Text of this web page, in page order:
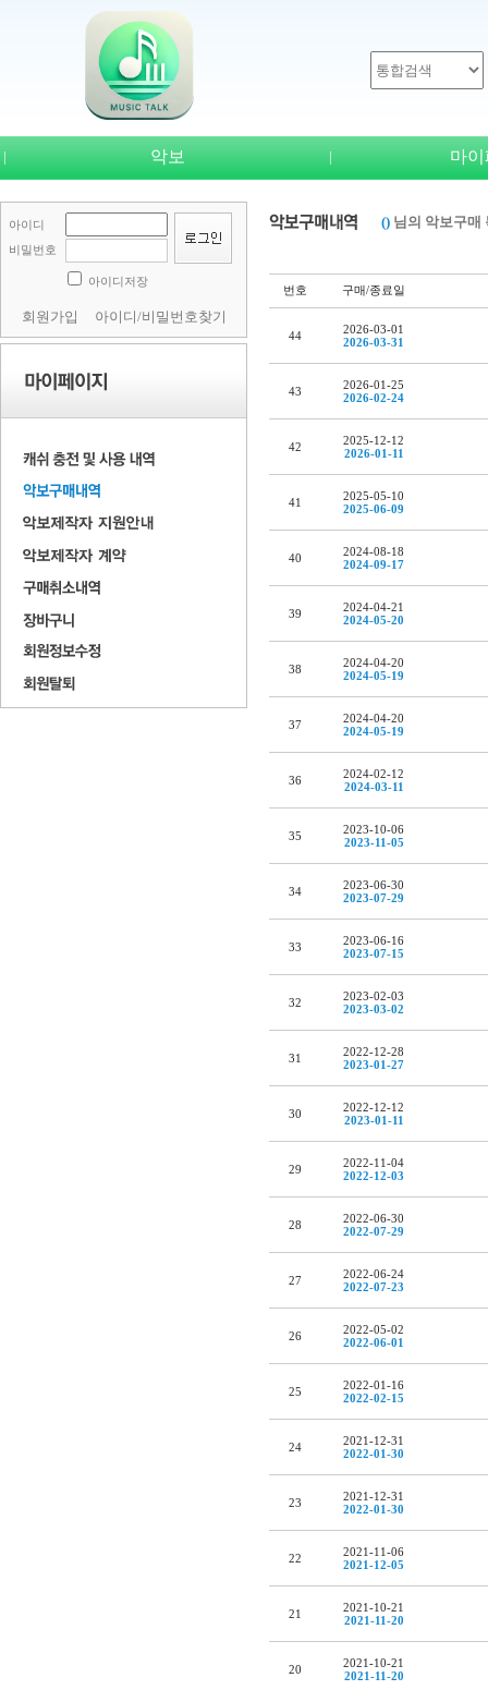
| 악보 | 마
아이디
비밀번호
아이디저장
회원가입 아이디/비밀번호찾기
() 님의 악보구매
번호 구매/종료일
44
2026-03-01
2026-03-31
43
2026-01-25
2026-02-24
42
2025-12-12
2026-01-11
41
2025-05-10
2025-06-09
40
2024-08-18
2024-09-17
39
2024-04-21
2024-05-20
38
2024-04-20
2024-05-19
37
2024-04-20
2024-05-19
36
2024-02-12
2024-03-11
35
2023-10-06
2023-11-05
34
2023-06-30
2023-07-29
33
2023-06-16
2023-07-15
32
2023-02-03
2023-03-02
31
2022-12-28
2023-01-27
30
2022-12-12
2023-01-11
29
2022-11-04
2022-12-03
28
2022-06-30
2022-07-29
27
2022-06-24
2022-07-23
26
2022-05-02
2022-06-01
25
2022-01-16
2022-02-15
24
2021-12-31
2022-01-30
23
2021-12-31
2022-01-30
22
2021-11-06
2021-12-05
21
2021-10-21
2021-11-20
20
2021-10-21
2021-11-20